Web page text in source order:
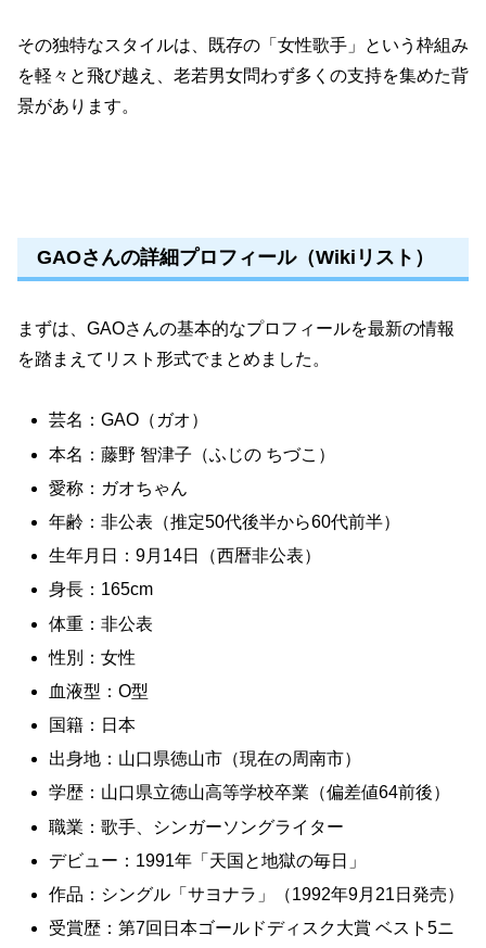
その独特なスタイルは、既存の「女性歌手」という枠組み
を軽々と飛び越え、老若男女問わず多くの支持を集めた背
景があります。
GAOさんの詳細プロフィール（Wikiリスト）
まずは、GAOさんの基本的なプロフィールを最新の情報
を踏まえてリスト形式でまとめました。
芸名：GAO（ガオ）
本名：藤野 智津子（ふじの ちづこ）
愛称：ガオちゃん
年齢：非公表（推定50代後半から60代前半）
生年月日：9月14日（西暦非公表）
身長：165cm
体重：非公表
性別：女性
血液型：O型
国籍：日本
出身地：山口県徳山市（現在の周南市）
学歴：山口県立徳山高等学校卒業（偏差値64前後）
職業：歌手、シンガーソングライター
デビュー：1991年「天国と地獄の毎日」
作品：シングル「サヨナラ」（1992年9月21日発売）
受賞歴：第7回日本ゴールドディスク大賞 ベスト5ニ